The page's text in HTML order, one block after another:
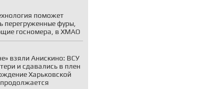
поможет
перегруженные фуры,
госномера, в ХМАО
взяли Анискино: ВСУ
и сдавались в плен
Харьковской